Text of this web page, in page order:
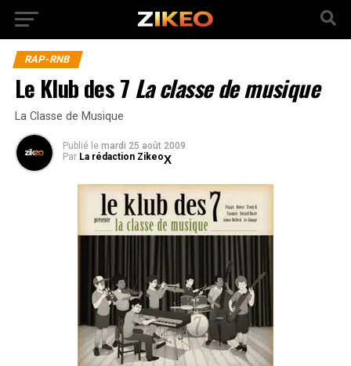
RAP-RNB
Le Klub des 7 La classe de musique
La Classe de Musique
Publié le mardi 25 août 2009
Par La rédaction Zikeo